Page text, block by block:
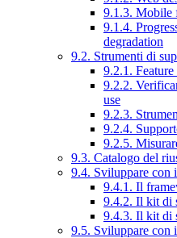
9.1.3. Mobile
9.1.4.
degradation
9.2. Strumenti di
9.2.1. Feature
9.2.2.
use
9.2.3.
9.2.4.
9.2.5.
9.3. Catalogo del
9.4. Sviluppare con
9.4.1. Il
9.4.2. Il kit di
9.4.3. Il kit di
9.5. Sviluppare con